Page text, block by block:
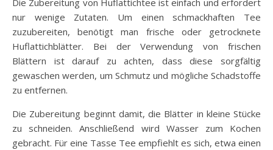
nur wenige Zutaten. Um einen schmackhaften Tee
zuzubereiten, benötigt man frische oder getrocknete
Huflattichblätter. Bei der Verwendung von frischen
Blättern ist darauf zu achten, dass diese sorgfältig
gewaschen werden, um Schmutz und mögliche Schadstoffe
zu entfernen.
Die Zubereitung beginnt damit, die Blätter in kleine Stücke
zu schneiden. Anschließend wird Wasser zum Kochen
gebracht. Für eine Tasse Tee empfiehlt es sich, etwa einen